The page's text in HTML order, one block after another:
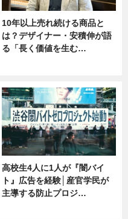
10年以上売れ続ける商品と
は？デザイナー・安積伸が語
る「長く価値を生む…
高校生4人に1人が『闇バイ
ト』広告を経験│産官学民が
主導する防止プロジ…